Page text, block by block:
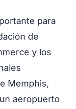
para
de
y los
Memphis,
aeropuerto